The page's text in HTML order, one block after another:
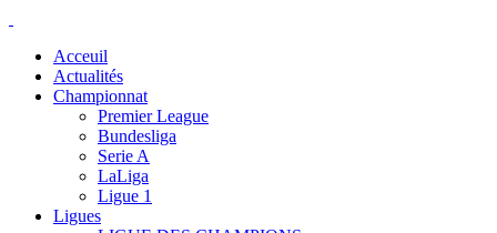
Acceuil
Actualités
Championnat
Premier League
Bundesliga
Serie A
LaLiga
Ligue 1
Ligues